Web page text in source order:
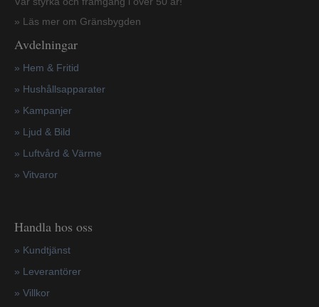
» Läs mer om Gränsbygden
Avdelningar
» Hem & Fritid
» Hushållsapparater
» Kampanjer
» Ljud & Bild
» Luftvård & Värme
» Vitvaror
Handla hos oss
» Kundtjänst
» Leverantörer
» Villkor